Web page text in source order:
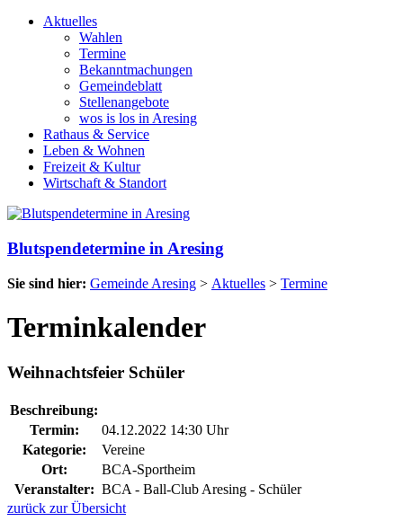
Aktuelles
Wahlen
Termine
Bekanntmachungen
Gemeindeblatt
Stellenangebote
wos is los in Aresing
Rathaus & Service
Leben & Wohnen
Freizeit & Kultur
Wirtschaft & Standort
Blutspendetermine in Aresing
Sie sind hier: Gemeinde Aresing > Aktuelles > Termine
Terminkalender
Weihnachtsfeier Schüler
Beschreibung:
Termin:
04.12.2022 14:30 Uhr
Kategorie:
Vereine
Ort:
BCA-Sportheim
Veranstalter: BCA - Ball-Club Aresing - Schüler
zurück zur Übersicht